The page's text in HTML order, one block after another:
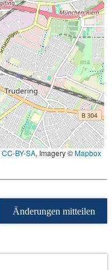
CC-BY-SA, Imagery ©Mapbox
Änderungen mitteilen